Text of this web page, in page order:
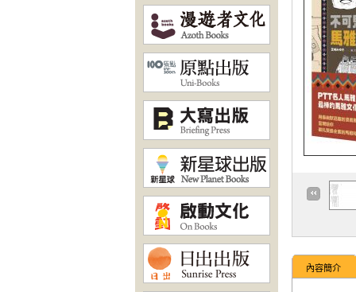
內容簡介